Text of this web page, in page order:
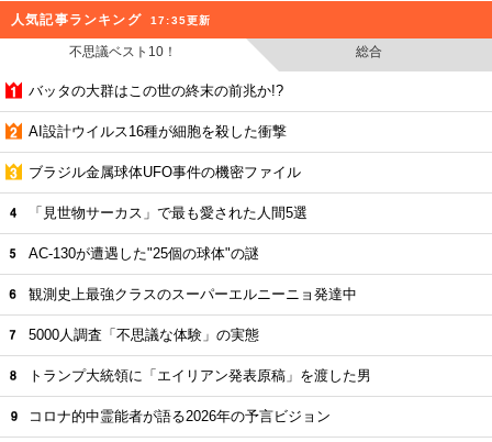
人気記事ランキング 17:35更新
不思議ベスト10！ 総合
バッタの大群はこの世の終末の前兆か!?
AI設計ウイルス16種が細胞を殺した衝撃
ブラジル金属球体UFO事件の機密ファイル
「見世物サーカス」で最も愛された人間5選
AC-130が遭遇した"25個の球体"の謎
観測史上最強クラスのスーパーエルニーニョ発達中
5000人調査「不思議な体験」の実態
トランプ大統領に「エイリアン発表原稿」を渡した男
コロナ的中霊能者が語る2026年の予言ビジョン